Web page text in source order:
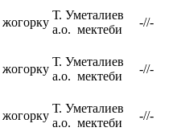
жогорку
Т. Уметалиев
а.о. мектеби
-//-
жогорку
Т. Уметалиев
а.о. мектеби
-//-
жогорку
Т. Уметалиев
а.о. мектеби
-//-